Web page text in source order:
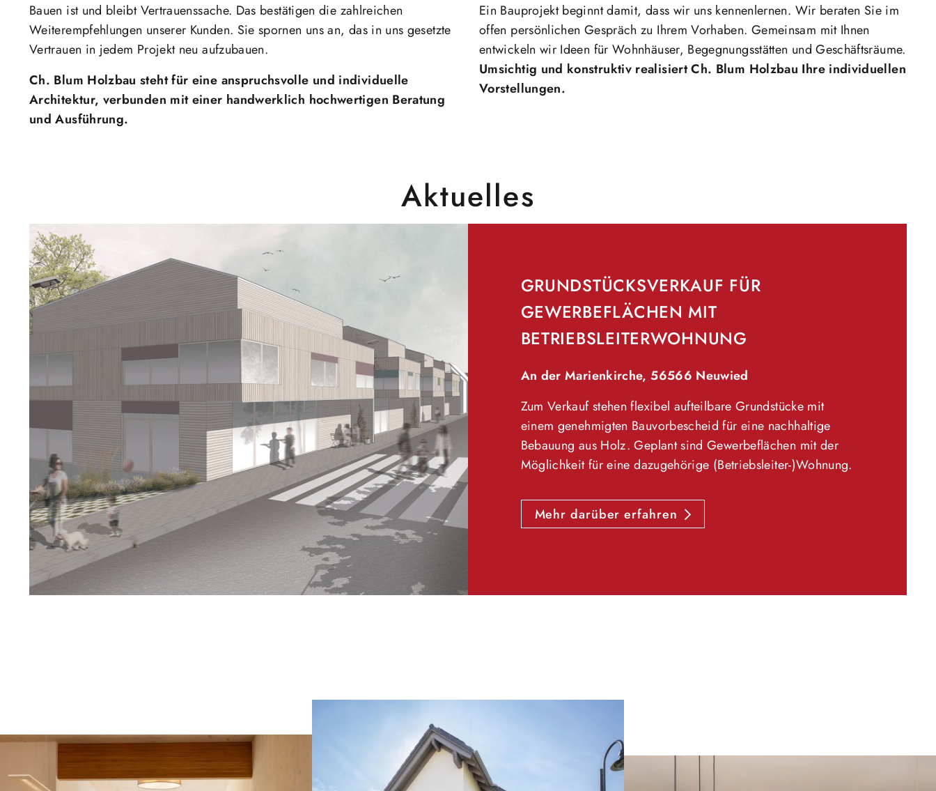
Bauen ist und bleibt Vertrauenssache. Das bestätigen die zahlreichen
Weiterempfehlungen unserer Kunden. Sie spornen uns an, das in uns gesetzte
Vertrauen in jedem Projekt neu aufzubauen.
Ch. Blum Holzbau steht für eine anspruchsvolle und individuelle
Architektur, verbunden mit einer handwerklich hochwertigen Beratung
und Ausführung.
Ein Bauprojekt beginnt damit, dass wir uns kennenlernen. Wir beraten Sie im
offen persönlichen Gespräch zu Ihrem Vorhaben. Gemeinsam mit Ihnen
entwickeln wir Ideen für Wohnhäuser, Begegnungsstätten und Geschäftsräume.
Umsichtig und konstruktiv realisiert Ch. Blum Holzbau Ihre individuellen
Vorstellungen.
Aktuelles
GRUNDSTÜCKSVERKAUF FÜR
GEWERBEFLÄCHEN MIT
BETRIEBSLEITERWOHNUNG
An der Marienkirche, 56566 Neuwied
Zum Verkauf stehen flexibel aufteilbare Grundstücke mit
einem genehmigten Bauvorbescheid für eine nachhaltige
Bebauung aus Holz. Geplant sind Gewerbeflächen mit der
Möglichkeit für eine dazugehörige (Betriebsleiter-)Wohnung.
Mehr darüber erfahren